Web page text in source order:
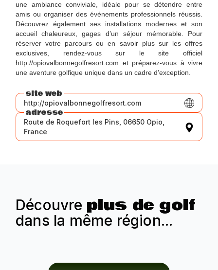
une ambiance conviviale, idéale pour se détendre entre
amis ou organiser des événements professionnels réussis.
Découvrez également ses installations modernes et son
accueil chaleureux, gages d’un séjour mémorable. Pour
réserver votre parcours ou en savoir plus sur les offres
exclusives, rendez-vous sur le site officiel
http://opiovalbonnegolfresort.com et préparez-vous à vivre
une aventure golfique unique dans un cadre d'exception.
site web
http://opiovalbonnegolfresort.com
adresse
Route de Roquefort les Pins, 06650 Opio,
France
Découvre plus de golf
dans la même région...